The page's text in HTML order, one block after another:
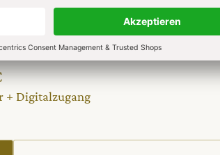
Abo-Bereich
+ Digitalzugang